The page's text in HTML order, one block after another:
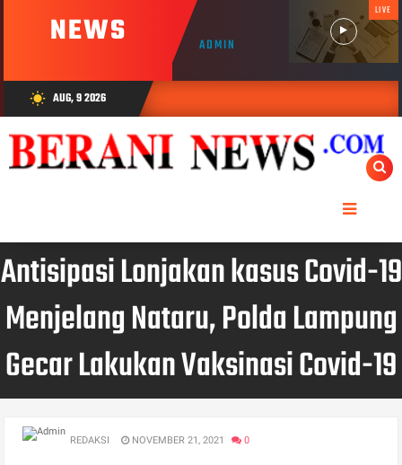
NEWS ADMIN
LIVE
wb_sunny AUG, 9 2026
Antisipasi Lonjakan kasus Covid-19
Menjelang Nataru, Polda Lampung
Gecar Lakukan Vaksinasi Covid-19
REDAKSI NOVEMBER 21, 2021 0